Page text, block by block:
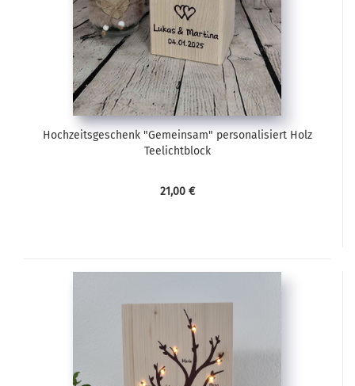
Hochzeitsgeschenk "Gemeinsam" personalisiert Holz
Teelichtblock
21,00 €